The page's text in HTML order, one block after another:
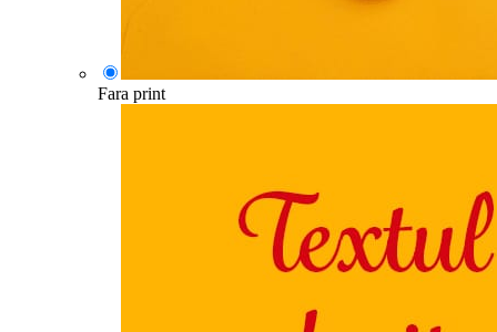
Fara print